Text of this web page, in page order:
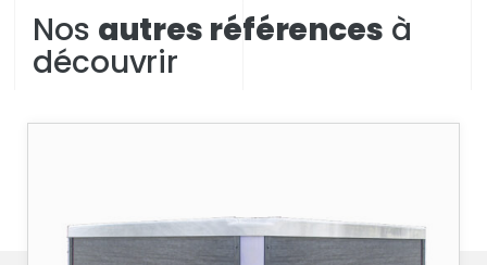
Nos autres références à
découvrir